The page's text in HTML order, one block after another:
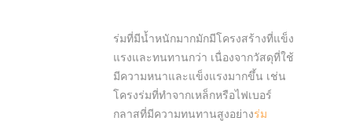
ร่มที่มีน้ำหนักมากมักมีโครงสร้างที่แข็ง
แรงและทนทานกว่า เนื่องจากวัสดุที่ใช้
มีความหนาและแข็งแรงมากขึ้น เช่น
โครงร่มที่ทำจากเหล็กหรือไฟเบอร์
กลาสที่มีความทนทานสูงอย่างร่ม